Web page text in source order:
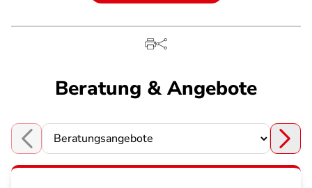
Beratung & Angebote
Choose a section